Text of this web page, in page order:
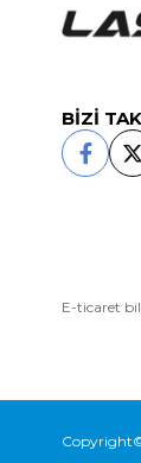
BİZİ
E-ticaret